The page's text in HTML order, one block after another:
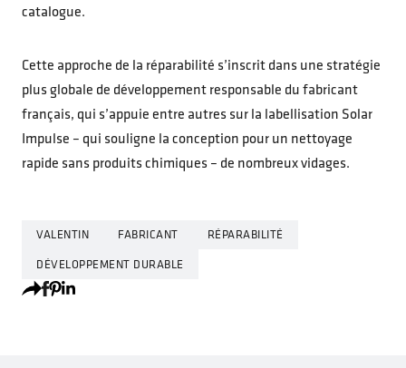
catalogue.
Cette approche de la réparabilité s’inscrit dans une stratégie
plus globale de développement responsable du fabricant
français, qui s’appuie entre autres sur la labellisation Solar
Impulse – qui souligne la conception pour un nettoyage
rapide sans produits chimiques – de nombreux vidages.
VALENTIN FABRICANT RÉPARABILITÉ
DÉVELOPPEMENT DURABLE